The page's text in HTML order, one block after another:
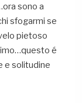
sono a
sfogarmi se
pietoso
é
e solitudine